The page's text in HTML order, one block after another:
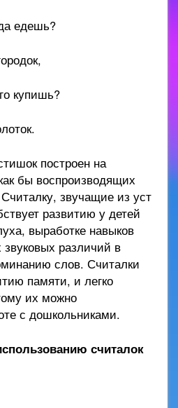
едешь?
купишь?
построен на
бы воспроизводящих
звучащие из уст
развитию у детей
выработке навыков
различий в
слов. Считалки
памяти, и легко
их можно
с дошкольниками.
считалок